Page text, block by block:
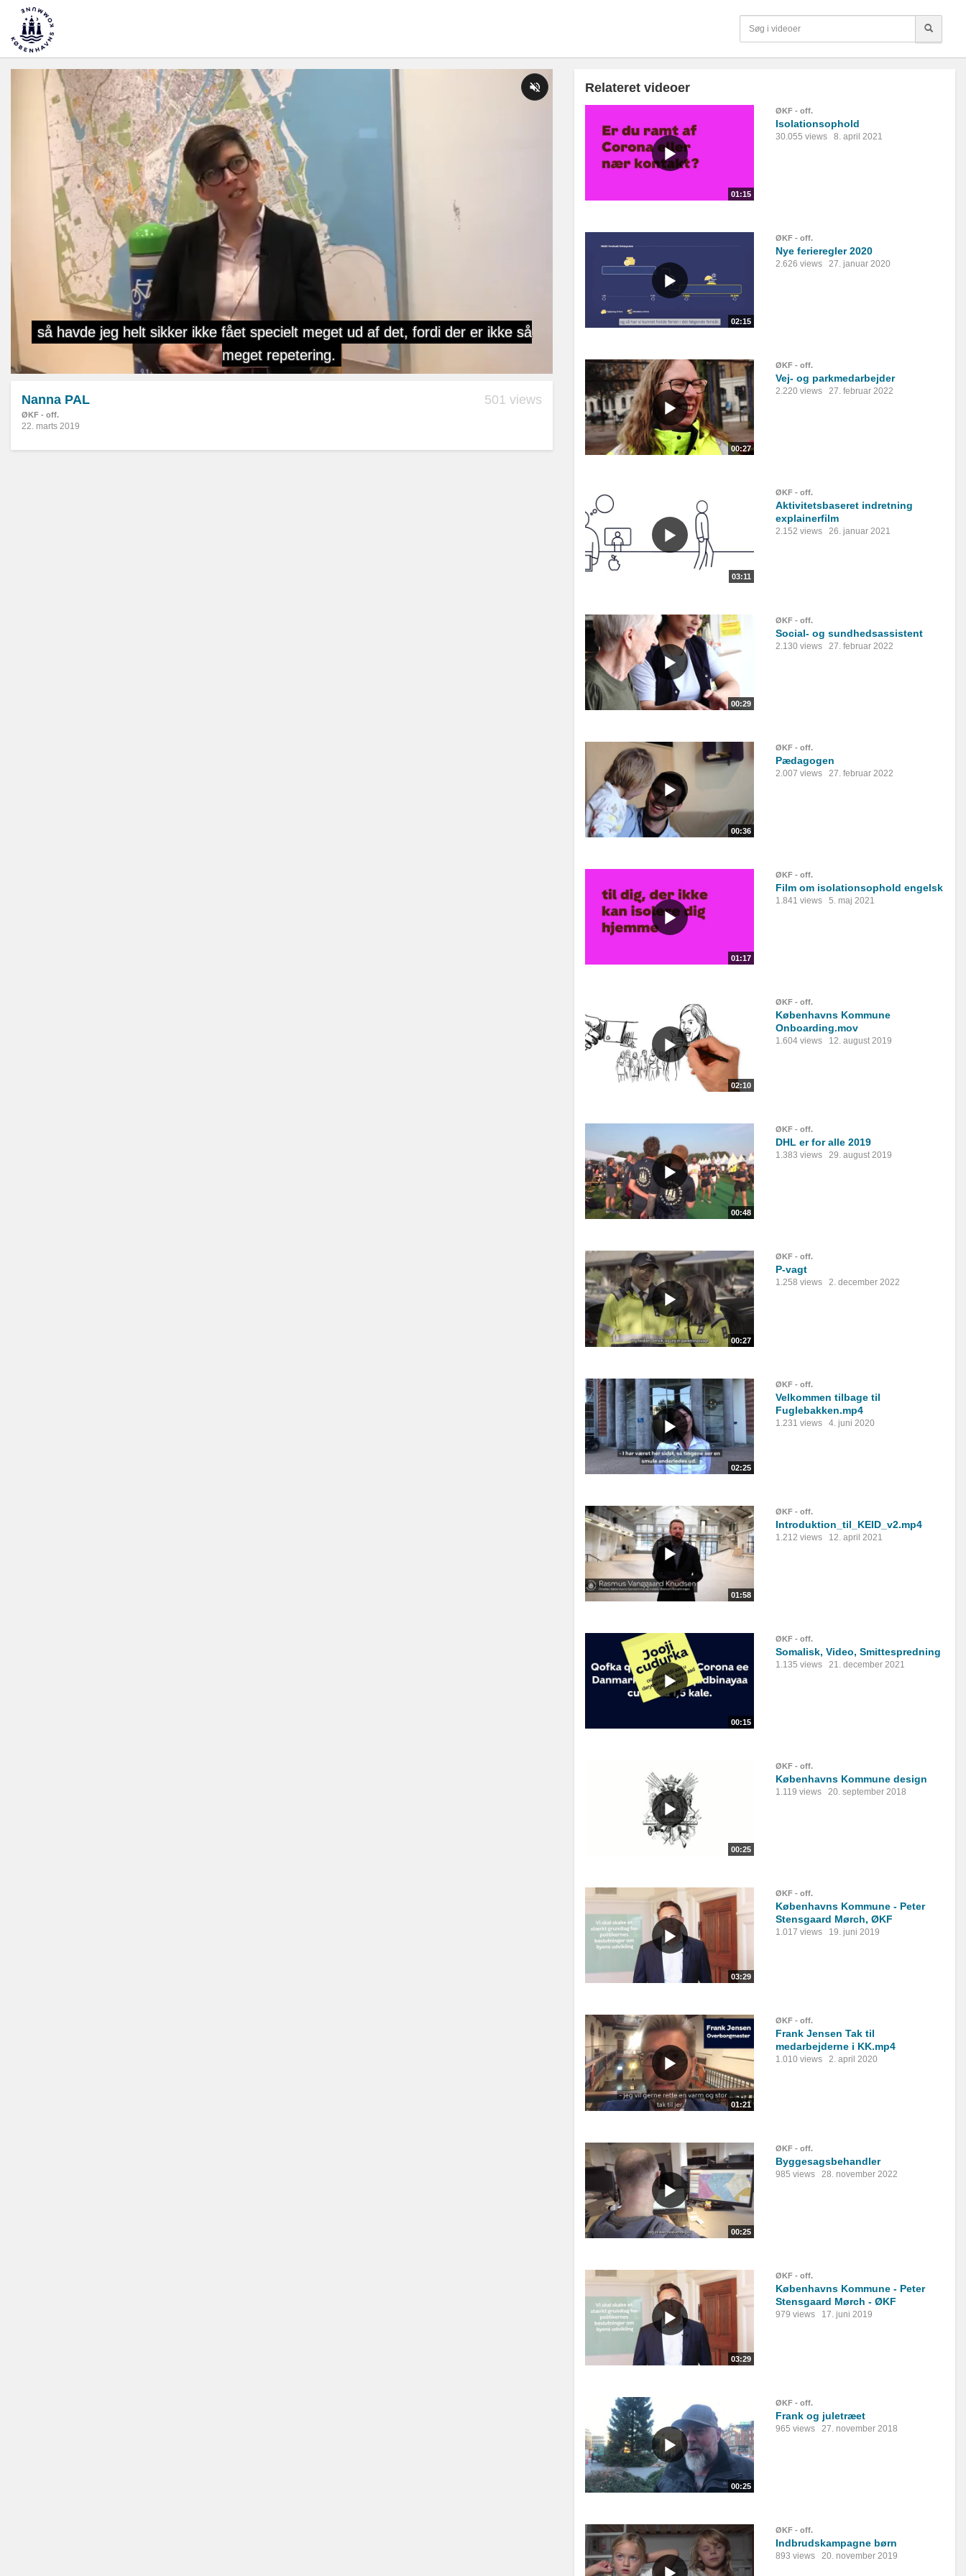
Nanna PAL
ØKF - off.
501 views
22. marts 2019
Relateret videoer
01:15
ØKF - off.
Isolationsophold
30.055 views 8. april 2021
02:15
ØKF - off.
Nye ferieregler 2020
2.626 views 27. januar 2020
00:27
ØKF - off.
Vej- og parkmedarbejder
2.220 views 27. februar 2022
03:11
ØKF - off.
Aktivitetsbaseret indretning
explainerfilm
2.152 views 26. januar 2021
00:29
ØKF - off.
Social- og sundhedsassistent
2.130 views 27. februar 2022
00:36
ØKF - off.
Pædagogen
2.007 views 27. februar 2022
01:17
ØKF - off.
Film om isolationsophold engelsk
1.841 views 5. maj 2021
02:10
ØKF - off.
Københavns Kommune
Onboarding.mov
1.604 views 12. august 2019
00:48
ØKF - off.
DHL er for alle 2019
1.383 views 29. august 2019
00:27
ØKF - off.
P-vagt
1.258 views 2. december 2022
02:25
ØKF - off.
Velkommen tilbage til
Fuglebakken.mp4
1.231 views 4. juni 2020
01:58
ØKF - off.
Introduktion_til_KEID_v2.mp4
1.212 views 12. april 2021
00:15
ØKF - off.
Somalisk, Video, Smittespredning
1.135 views 21. december 2021
00:25
ØKF - off.
Københavns Kommune design
1.119 views 20. september 2018
03:29
ØKF - off.
Københavns Kommune - Peter
Stensgaard Mørch, ØKF
1.017 views 19. juni 2019
01:21
ØKF - off.
Frank Jensen Tak til
medarbejderne i KK.mp4
1.010 views 2. april 2020
00:25
ØKF - off.
Byggesagsbehandler
985 views 28. november 2022
03:29
ØKF - off.
Københavns Kommune - Peter
Stensgaard Mørch - ØKF
979 views 17. juni 2019
00:25
ØKF - off.
Frank og juletræet
965 views 27. november 2018
ØKF - off.
Indbrudskampagne børn
893 views 20. november 2019